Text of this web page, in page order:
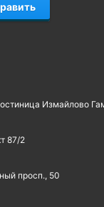
Измайлово
87/2
просп., 50